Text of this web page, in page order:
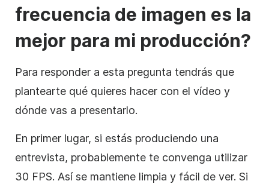
frecuencia de imagen es la
mejor para mi producción?
Para responder a esta pregunta tendrás que
plantearte qué quieres hacer con el vídeo y
dónde vas a presentarlo.
En primer lugar, si estás produciendo una
entrevista, probablemente te convenga utilizar
30 FPS. Así se mantiene limpia y fácil de ver. Si